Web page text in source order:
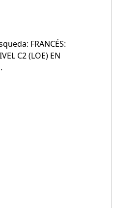
FRANCÉS:
C2 (LOE) EN